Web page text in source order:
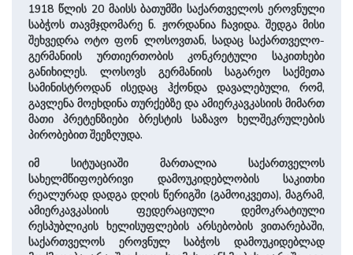
1918 წლის 20 მაისს ბათუმში საქართველოს ეროვნული
საბჭოს თავმჯდომარე ნ. ჟორდანია ჩავიდა. შედგა მისი
შეხვედრა ოტო ფონ ლოსოვთან, სადაც საქართველო-
გერმანიის ურთიერთობის კონკრეტული საკითხები
განიხილეს. ლოსოვს გერმანიის საგარეო საქმეთა
სამინისტროდან ისედაც ჰქონდა დავალებული, რომ,
გავლენა მოეხდინა თურქებზე და ამიერკავკასიის მიმართ
მათი პრეტენზიები ბრესტის საზავო ხელშეკრულების
პირობებით შეეზღუდა.
იმ სიტუაციაში მართალია საქართველოს
სახელმწიფოებრივი დამოუკიდებლობის საკითხი
რეალურად დადგა დღის წერიგში (გამოიკვეთა), მაგრამ,
ამიერკავკასიის ფედერაციული დემოკრატიული
რესპუბლიკის ხელისუფლების არსებობის ვითარებაში,
საქართველოს ეროვნულ საბჭოს დამოუკიდებლად